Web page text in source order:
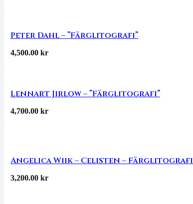
Peter Dahl – ”Färglitografi”
4,500.00 kr
Lennart Jirlow – ”Färglitografi”
4,700.00 kr
Angelica Wiik – Celisten – Färglitografi
3,200.00 kr